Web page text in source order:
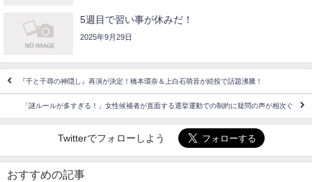
5週目で習い事が休みだ！
2025年9月29日
『千と千尋の神隠し』再演が決定！橋本環奈＆上白石萌音が続投で話題沸騰！
「謎ルールが多すぎる！」女性候補者が直面する選挙運動での制約に疑問の声が相次ぐ
Twitterでフォローしよう
おすすめの記事